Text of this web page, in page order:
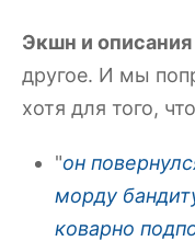
Экшн и описания
другое. И мы
хотя для того,
"он
морду
коварно